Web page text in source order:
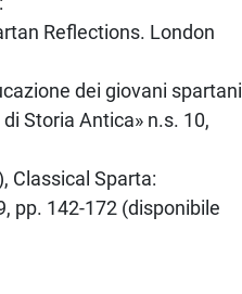
Reflections. London
dei giovani spartani
Storia Antica» n.s. 10,
Classical Sparta:
pp. 142-172 (disponibile